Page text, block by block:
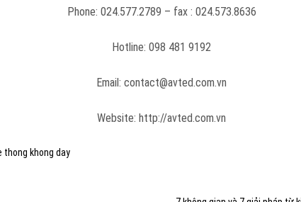
Phone: 024.577.2789 – fax : 024.573.8636
Hotline: 098 481 9192
Email: contact@avted.com.vn
Website: http://avted.com.vn
thong khong day